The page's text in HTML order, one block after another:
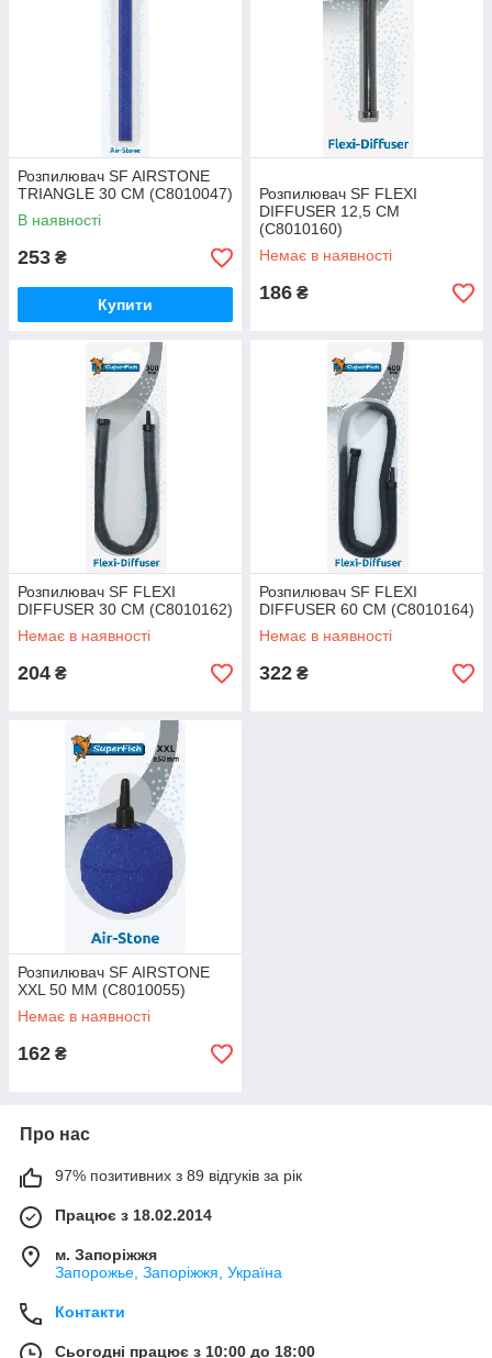
Розпилювач SF AIRSTONE
TRIANGLE 30 CM (C8010047)
В наявності
253 ₴
Купити
Розпилювач SF FLEXI
DIFFUSER 12,5 CM
(C8010160)
Немає в наявності
186 ₴
Розпилювач SF FLEXI
DIFFUSER 30 CM (C8010162)
Немає в наявності
204 ₴
Розпилювач SF FLEXI
DIFFUSER 60 CM (C8010164)
Немає в наявності
322 ₴
Розпилювач SF AIRSTONE
XXL 50 MM (C8010055)
Немає в наявності
162 ₴
Про нас
97% позитивних з 89 відгуків за рік
Працює з 18.02.2014
м. Запоріжжя
Запорожье, Запоріжжя, Україна
Контакти
Сьогодні працює з 10:00 до 18:00